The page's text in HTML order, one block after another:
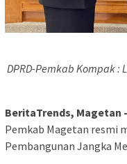
DPRD-Pemkab Kompak :
BeritaTrends, Magetan
Pemkab Magetan resmi
Pembangunan Jangka